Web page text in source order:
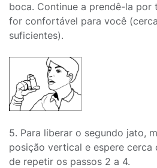
boca. Continue a prendê-la por
for confortável para você
suficientes).
5. Para liberar o segundo jato,
posição vertical e espere cerca
de repetir os passos 2 a 4.